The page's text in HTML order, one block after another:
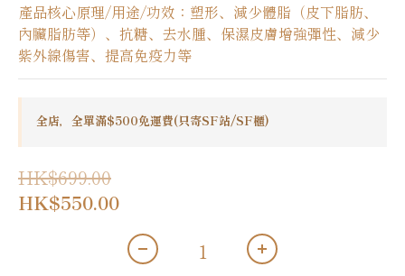
產品核心原理/用途/功效：塑形、減少體脂（皮下脂肪、
內臟脂肪等）、抗糖、去水腫、保濕皮膚增強彈性、減少
紫外線傷害、提高免疫力等
全店，全單滿$500免運費(只寄SF站/SF櫃)
HK$699.00
HK$550.00